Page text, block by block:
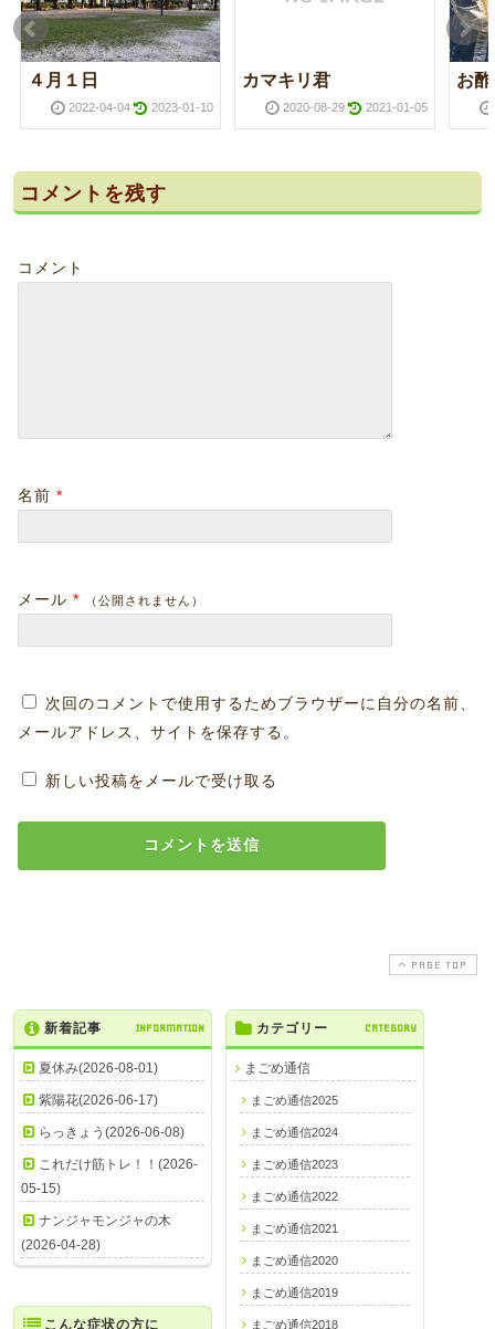
４月１日
2022-04-04 2023-01-10
カマキリ君
2020-08-29 2021-01-05
お
コメントを残す
コメント
名前 *
メール * （公開されません）
次回のコメントで使用するためブラウザーに自分の名前、
メールアドレス、サイトを保存する。
新しい投稿をメールで受け取る
PAGE TOP
新着記事 INFORMATION
夏休み(2026-08-01)
紫陽花(2026-06-17)
らっきょう(2026-06-08)
これだけ筋トレ！！(2026-
05-15)
ナンジャモンジャの木
(2026-04-28)
カテゴリー CATEGORY
まごめ通信
まごめ通信2025
まごめ通信2024
まごめ通信2023
まごめ通信2022
まごめ通信2021
まごめ通信2020
まごめ通信2019
まごめ通信2018
こんな症状の方に